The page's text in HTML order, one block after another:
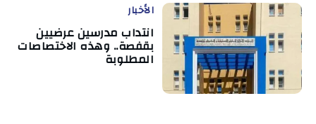
الأخبار
انتداب مدرسين عرضيين
بقفصة.. وهذه الاختصاصات
المطلوبة